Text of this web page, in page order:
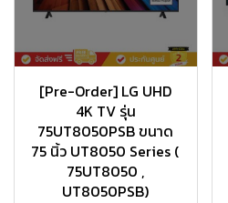
[Pre-Order] LG UHD
4K TV รุ่น
75UT8050PSB ขนาด
75 นิ้ว UT8050 Series (
75UT8050 ,
UT8050PSB)